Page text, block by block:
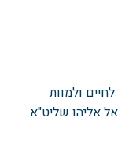
ולמוות
אליהו שליט"א